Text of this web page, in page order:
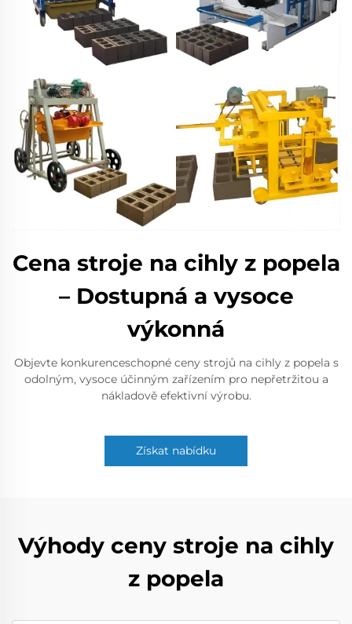
Cena stroje na cihly z popela
– Dostupná a vysoce
výkonná
Objevte konkurenceschopné ceny strojů na cihly z popela s
odolným, vysoce účinným zařízením pro nepřetržitou a
nákladově efektivní výrobu.
Získat nabídku
Výhody ceny stroje na cihly
z popela